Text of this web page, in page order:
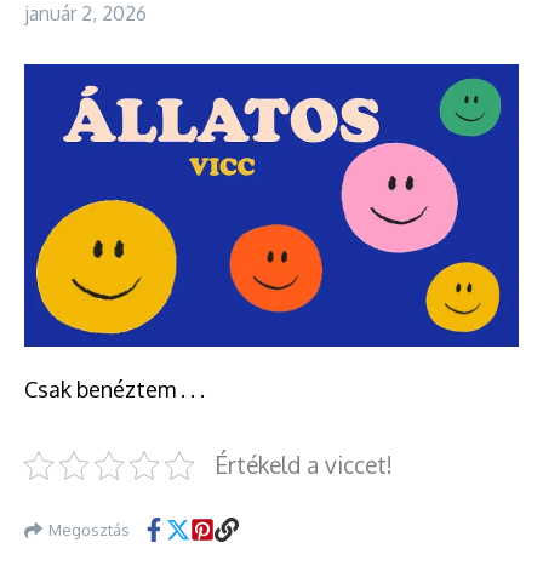
január 2, 2026
Csak benéztem . . .
Értékeld a viccet!
Megosztás